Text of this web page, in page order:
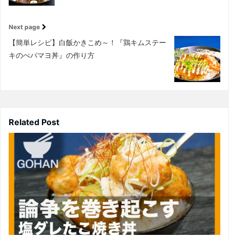
Next page
【簡単レシピ】白飯かきこめ～！『鶏キムステー
キのぺパマヨ丼』の作り方
Related Post